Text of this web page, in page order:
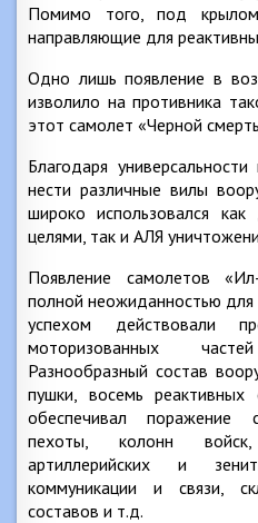
Помимо того, под крылом
направляющие для
Одно лишь появление в
изволило на противника
этот самолет «Черной
Благодаря
нести различные вилы
широко использовался
целями, так и АЛЯ
Появление самолетов
полной неожиданностью
успехом действовали
моторизованных
Разнообразный состав
пушки, восемь
обеспечивал поражение
пехоты, колонн
артиллерийских и
коммуникации и связи,
составов и т.д.